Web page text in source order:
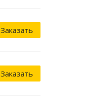
Заказать
Заказать